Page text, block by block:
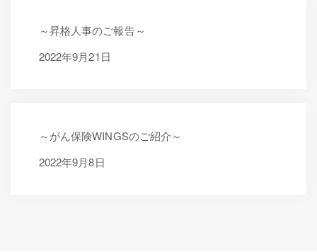
～昇格人事のご報告～
2022年9月21日
～がん保険WINGSのご紹介～
2022年9月8日